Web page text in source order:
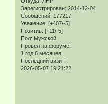
Зарегистрирован: 2014-12-04
Сообщений: 177217
Уважение: [+407/-5]
Позитив: [+11/-5]
Пол: Мужской
Провел на форуме:
1 год 6 месяцев
Последний визит:
2026-05-07 19:21:22